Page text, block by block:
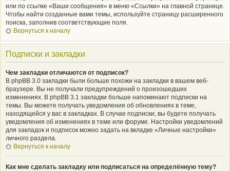
или по ссылке «Ваши сообщения» в меню «Ссылки» на главной странице.
Чтобы найти созданные вами темы, используйте страницу расширенного
поиска, заполнив соответствующие поля.
Вернуться к началу
Подписки и закладки
Чем закладки отличаются от подписок?
В phpBB 3.0 закладки были больше похожи на закладки в вашем веб-
браузере. Вы не получали предупреждений о произошедших
изменениях. В phpBB 3.1 закладки больше напоминают подписки на
темы. Вы можете получать уведомления об обновлениях в теме,
находящейся у вас в закладках. В случае подписки, вы будете получать
уведомления об изменениях в теме или форуме. Настройки уведомлений
для закладок и подписок можно задать на вкладке «Личные настройки»
личного раздела.
Вернуться к началу
Как мне сделать закладку или подписаться на определённую тему?